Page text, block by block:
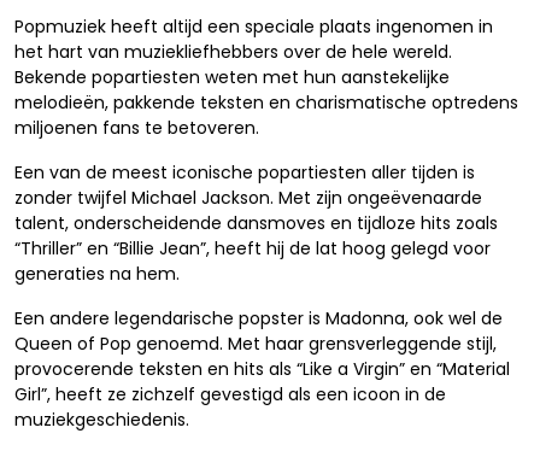
Popmuziek heeft altijd een speciale plaats ingenomen in
het hart van muziekliefhebbers over de hele wereld.
Bekende popartiesten weten met hun aanstekelijke
melodieën, pakkende teksten en charismatische optredens
miljoenen fans te betoveren.
Een van de meest iconische popartiesten aller tijden is
zonder twijfel Michael Jackson. Met zijn ongeëvenaarde
talent, onderscheidende dansmoves en tijdloze hits zoals
“Thriller” en “Billie Jean”, heeft hij de lat hoog gelegd voor
generaties na hem.
Een andere legendarische popster is Madonna, ook wel de
Queen of Pop genoemd. Met haar grensverleggende stijl,
provocerende teksten en hits als “Like a Virgin” en “Material
Girl”, heeft ze zichzelf gevestigd als een icoon in de
muziekgeschiedenis.